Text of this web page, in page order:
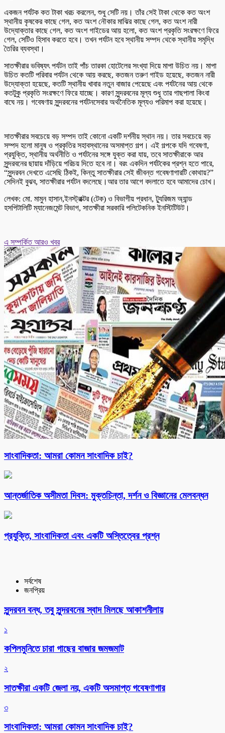
একজন পর্যটক কত টাকা খরচ করলেন, শুধু সেটি নয়। তাঁর সেই টাকা থেকে কত অংশ
স্থানীয় কৃষকের কাছে গেল, কত অংশ নৌকার মাঝির কাছে গেল, কত অংশ নারী
উদ্যোক্তার কাছে গেল, কত অংশ গাইডের আয় হলো, কত অংশ প্রকৃতি সংরক্ষণে ফিরে
গেল, সেটিও হিসাব করতে হবে। তখন পর্যটন হবে স্থানীয় সম্পদ থেকে স্থানীয় সমৃদ্ধি
তৈরির ব্যবস্থা।
সাতক্ষীরার ভবিষ্যৎ পর্যটন তাই পাঁচ তারকা হোটেলের সংখ্যা দিয়ে মাপা উচিত নয়। মাপা
উচিত কতটি পরিবার পর্যটন থেকে আয় করছে, কতজন তরুণ গাইড হয়েছে, কতজন নারী
উদ্যোক্তা হয়েছে, কতটি স্থানীয় খাবার নতুন বাজার পেয়েছে এবং পর্যটনের আয় থেকে
কতটুকু প্রকৃতি সংরক্ষণে ফিরে যাচ্ছে। কারণ সুন্দরবনের মূল্য শুধু তার গাছপালা কিংবা
বাঘে নয়। গবেষণায় সুন্দরবনের পর্যটনসেবার অর্থনৈতিক মূল্যও পরিমাপ করা হয়েছে।
সাতক্ষীরার সবচেয়ে বড় সম্পদ তাই কোনো একটি দর্শনীয় স্থান নয়। তার সবচেয়ে বড়
সম্পদ হলো মানুষ ও প্রকৃতির সহাবস্থানের অসমাপ্ত গল্প। এই গল্পকে যদি গবেষণা,
প্রযুক্তি, স্থানীয় অর্থনীতি ও পর্যটনের সঙ্গে যুক্ত করা যায়, তবে সাতক্ষীরাকে আর
সুন্দরবনের ছায়ায় দাঁড়িয়ে পরিচয় দিতে হবে না। বরং একদিন পর্যটকের প্রশ্ন হতে পারে,
“সুন্দরবন দেখতে এসেছি ঠিকই, কিন্তু সাতক্ষীরার সেই জীবন্ত গবেষণাগারটি কোথায়?”
সেদিনই বুঝব, সাতক্ষীরার পর্যটন বদলেছে।আর তার আগে বদলাতে হবে আমাদের চোখ।
লেখক: মো. মামুন হাসান,ইনস্ট্রাক্টর (টেক) ও বিভাগীয় প্রধান, ট্যুরিজম অ্যান্ড
হসপিটালিটি ম্যানেজমেন্ট বিভাগ, সাতক্ষীরা সরকারি পলিটেকনিক ইনস্টিটিউট।
এ সম্পর্কিত আরও খবর
সাংবাদিকতা: আমরা কোমন সাংবাদিক চাই?
আন্তর্জাতিক অসীমতা দিবস: মুক্তচিন্তা, দর্শন ও বিজ্ঞানের মেলবন্ধন
প্রযুক্তি, সাংবাদিকতা এবং একটি অস্তিত্বের প্রশ্ন
সর্বশেষ
জনপ্রিয়
সুন্দরবন বন্ধ, তবু সুন্দরবনের স্বাদ মিলছে আকাশনীলায়
১
কপিলমুনিতে চারা গাছের বাজার জমজমাট
২
সাতক্ষীরা একটি জেলা নয়, একটি অসমাপ্ত গবেষণাগার
৩
সাংবাদিকতা: আমরা কোমন সাংবাদিক চাই?